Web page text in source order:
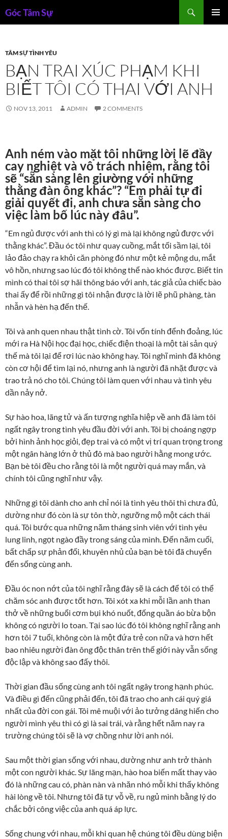
toGóc Tâm Sự
TÂM SỰ TÌNH YÊU
BẠN TRAI XÚC PHẠM KHI
BIẾT TÔI CÓ THAI VỚI ANH
NOV 13, 2011 ADMIN 2 COMMENTS
Anh ném vào mặt tôi những lời lẽ đầy
cay nghiệt và vô trách nhiệm, rằng tôi
sẽ “sẵn sàng lên giường với những
thằng đàn ông khác”? “Em phải tự đi
giải quyết đi, anh chưa sẵn sàng cho
việc làm bố lúc này đâu”.
“Em ngủ được với anh thì có lý gì mà lại không ngủ được với
thằng khác”. Đầu óc tôi như quay cuồng, mắt tối sầm lại, tôi
lảo đảo chạy ra khỏi căn phòng đó như một kẻ mộng du, mắt
vô hồn, nhưng sao lúc đó tôi không thể nào khóc được. Biết tin
mình có thai tôi sợ hãi thông báo với anh, tác giả của chiếc bào
thai ấy để rồi những gì tôi nhận được là lời lẽ phũ phàng, tàn
nhẫn và hèn hạ đến thế.
Tôi và anh quen nhau thật tình cờ. Tôi vốn tính đểnh đoảng, lúc
mới ra Hà Nội học đại học, chiếc điện thoại là một tài sản quý
thế mà tôi lại để rơi lúc nào không hay. Tôi nghĩ mình đã không
còn cơ hội để tìm lại nó, nhưng anh là người đã nhặt được và
trao trả nó cho tôi. Chúng tôi làm quen với nhau và tình yêu
dần nảy nở.
Sự hào hoa, lãng tử và ấn tượng nghĩa hiệp về anh đã làm tôi
ngất ngây trong tình yêu đầu đời với anh. Tôi bị choáng ngợp
bởi hình ảnh học giỏi, đẹp trai và có một vị trí quan trọng trong
một ngân hàng lớn ở thủ đô mà bao người hằng mong ước.
Bạn bè tôi đều cho rằng tôi là một người quá may mắn, và
chính tôi cũng nghĩ như vậy.
Những gì tôi dành cho anh chỉ nói là tình yêu thôi thì chưa đủ,
dường như đó còn là sự tôn thờ, ngưỡng mộ một cách thái
quá. Tôi bước qua những năm tháng sinh viên với tình yêu
lung linh, ngọt ngào đầy trong sáng của mình. Đến năm cuối,
bất chấp sự phản đối, khuyên nhủ của bạn bè tôi đã chuyển
đến sống cùng anh.
Đầu óc non nớt của tôi nghĩ rằng đây sẽ là cách để tôi có thể
chăm sóc anh được tốt hơn. Tôi xót xa khi mỗi lần anh than
thở về những buổi cơm bụi khó nuốt, đống quần áo bừa bộn
không có người lo toan. Tại sao lúc đó tôi không nghĩ rằng anh
hơn tôi 7 tuổi, không còn là một đứa trẻ con nữa và hơn hết
bao nhiêu người đàn ông độc thân trên thế giới này vẫn sống
độc lập và không sao đấy thôi.
Thời gian đầu sống cùng anh tôi ngất ngây trong hạnh phúc.
Và điều gì đến cũng phải đến, tôi đã trao cho anh cái quý giá
nhất của đời con gái. Tôi mê muội với ảo tưởng dâng hiến cho
người mình yêu thì có gì là sai trái, và rằng hết năm nay ra
trường chúng tôi sẽ là vợ chồng như lời anh nói.
Sau một thời gian sống với nhau, dường như anh trở thành
một con người khác. Sự lãng mạn, hào hoa biến mất thay vào
đó là những cau có, phàn nàn và nhăn nhó mỗi khi thấy không
hài lòng về tôi. Nhưng tôi đã tự vỗ về, ru ngủ mình bằng lý do
chắc bởi công việc của anh quá áp lực.
Sống chung với nhau, mỗi khi quan hệ chúng tôi đều dùng biện